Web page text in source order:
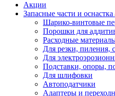
Акции
Запасные части и оснастка
Шарико-винтовые
Порошки для
Расходные
Для резки, пиления,
Для
Подставки, опоры,
Для шлифовки
Автоподатчики
Адаптеры и